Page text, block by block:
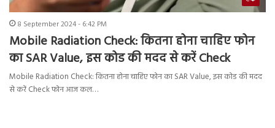
8 September 2024 - 6:42 PM
Mobile Radiation Check: कितना होना चाहिए फोन
का SAR Value, इस कोड की मदद से करें Check
Mobile Radiation Check: कितना होना चाहिए फोन का SAR Value, इस कोड की मदद
से करें Check फोन आज कल…